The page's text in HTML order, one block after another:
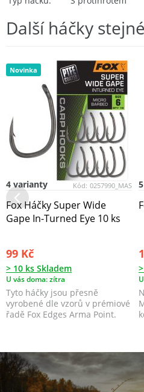
Další háčky
Novinka
Kód: 0257990_MAS
4 varianty
Fox Háčky Super Wide
Gape In-Turned Eye 10 ks
99 Kč
> 10 ks Skladem
U vás doma: zítra
Tyto háčky jsou přesně
vyrobené dle vzorů v prémiové
řadě Fox Edges Arma Point.